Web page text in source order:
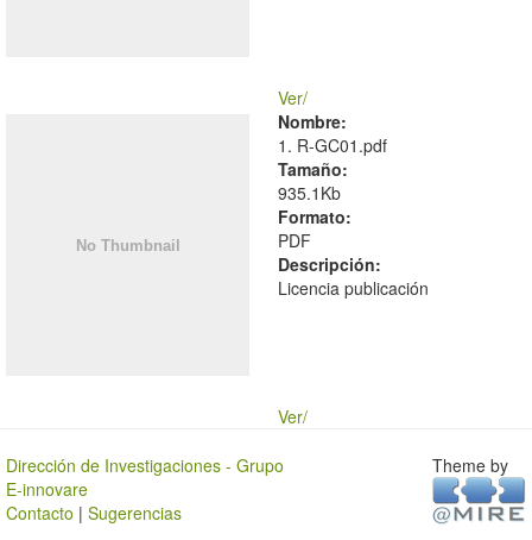
Ver/
Nombre:
1. R-GC01.pdf
Tamaño:
935.1Kb
Formato:
PDF
Descripción:
Licencia publicación
Ver/
Dirección de Investigaciones - Grupo
E-innovare
Contacto | Sugerencias
Theme by